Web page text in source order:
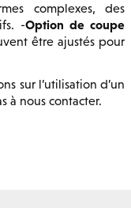
complexes, des
-Option de coupe
être ajustés pour
sur l’utilisation d’un
à nous contacter.